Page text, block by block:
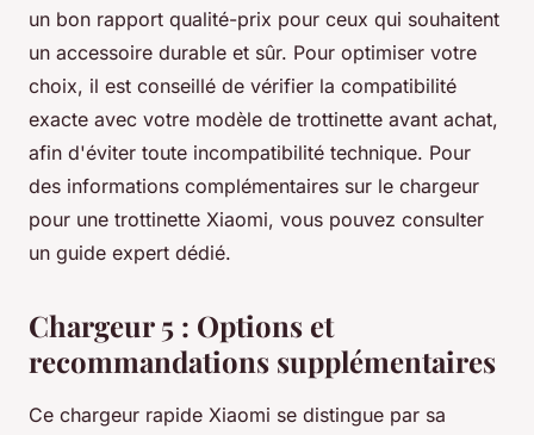
un bon rapport qualité-prix pour ceux qui souhaitent
un accessoire durable et sûr. Pour optimiser votre
choix, il est conseillé de vérifier la compatibilité
exacte avec votre modèle de trottinette avant achat,
afin d'éviter toute incompatibilité technique. Pour
des informations complémentaires sur le chargeur
pour une trottinette Xiaomi, vous pouvez consulter
un guide expert dédié.
Chargeur 5 : Options et
recommandations supplémentaires
Ce chargeur rapide Xiaomi se distingue par sa